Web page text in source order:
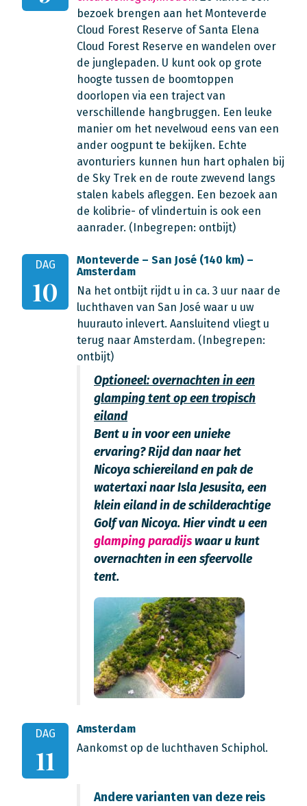
bezoek brengen aan het Monteverde
Cloud Forest Reserve of Santa Elena
Cloud Forest Reserve en wandelen over
de junglepaden. U kunt ook op grote
hoogte tussen de boomtoppen
doorlopen via een traject van
verschillende hangbruggen. Een leuke
manier om het nevelwoud eens van een
ander oogpunt te bekijken. Echte
avonturiers kunnen hun hart ophalen bij
de Sky Trek en de route zwevend langs
stalen kabels afleggen. Een bezoek aan
de kolibrie- of vlindertuin is ook een
aanrader. (Inbegrepen: ontbijt)
DAG
10
Monteverde – San José (140 km) –
Amsterdam
Na het ontbijt rijdt u in ca. 3 uur naar de
luchthaven van San José waar u uw
huurauto inlevert. Aansluitend vliegt u
terug naar Amsterdam. (Inbegrepen:
ontbijt)
Optioneel: overnachten in een
glamping tent op een tropisch
eiland
Bent u in voor een unieke
ervaring? Rijd dan naar het
Nicoya schiereiland en pak de
watertaxi naar Isla Jesusita, een
klein eiland in de schilderachtige
Golf van Nicoya. Hier vindt u een
glamping paradijswaar u kunt
overnachten in een sfeervolle
tent.
DAG
11
Amsterdam
Aankomst op de luchthaven Schiphol.
Andere varianten van deze reis